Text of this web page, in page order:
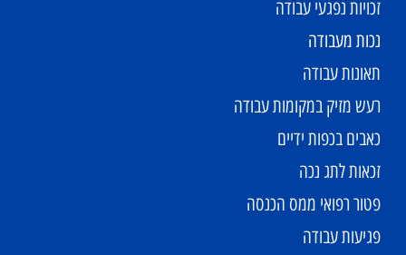
זכויות נפגעי עבודה
נכות מעבודה
תאונות עבודה
רעש מזיק במקומות עבודה
כאבים בכפות ידיים
זכאות לתג נכה
פטור רפואי ממס הכנסה
פגיעות עבודה